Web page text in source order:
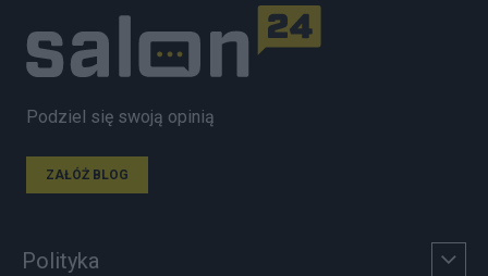
Podziel się swoją opinią
ZAŁÓŻ BLOG
Polityka